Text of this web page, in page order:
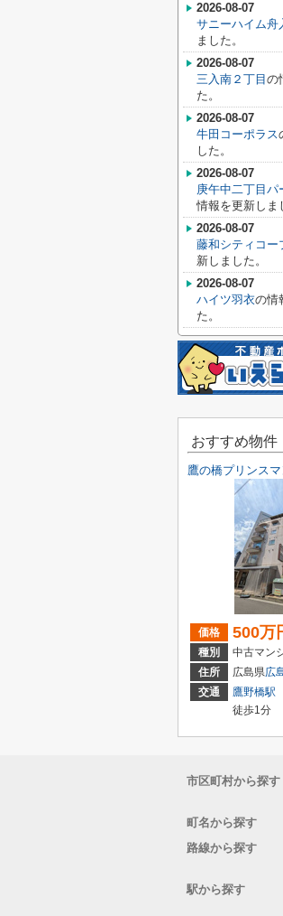
2026-08-07
サニーハイム舟
ました。
2026-08-07
三入南２丁目 の
た。
2026-08-07
牛田コーポラス
した。
2026-08-07
庚午中二丁目パ
情報を更新しま
2026-08-07
藤和シティコー
新しました。
2026-08-07
ハイツ羽衣の情
た。
おすすめ物件
鷹の橋プリンス
価格 500万
種別
中古マン
住所
広島県広
交通
鷹野橋駅
徒歩1分
市区町村から探す
町名から探す
路線から探す
駅から探す